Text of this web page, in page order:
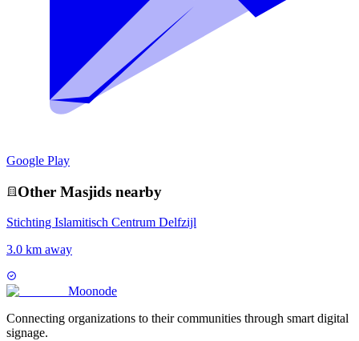
Google Play
Other Masjids nearby
Stichting Islamitisch Centrum Delfzijl
3.0 km away
Moonode
Connecting organizations to their communities through smart digital
signage.